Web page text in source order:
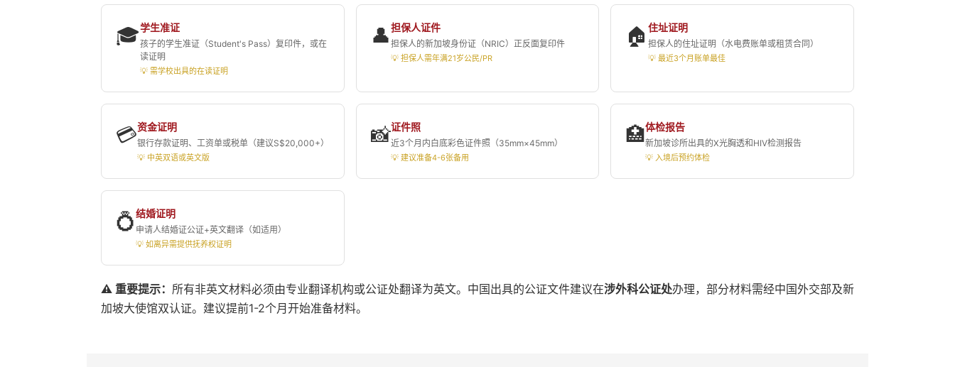
🎓学生准证
孩子的学生准证（Student's Pass）复印件，或在
读证明
💡 需学校出具的在读证明
👤担保人证件
担保人的新加坡身份证（NRIC）正反面复印件
💡 担保人需年满21岁公民/PR
🏠住址证明
担保人的住址证明（水电费账单或租赁合同）
💡 最近3个月账单最佳
💳资金证明
银行存款证明、工资单或税单（建议S$20,000+）
💡 中英双语或英文版
📸证件照
近3个月内白底彩色证件照（35mm×45mm）
💡 建议准备4-6张备用
🏥体检报告
新加坡诊所出具的X光胸透和HIV检测报告
💡 入境后预约体检
💍结婚证明
申请人结婚证公证+英文翻译（如适用）
💡 如离异需提供抚养权证明
⚠️ 重要提示： 所有非英文材料必须由专业翻译机构或公证处翻译为英文。中国出具的公证文件建议在涉外科公证处办理，部分材料需经中国外交部及新
加坡大使馆双认证。建议提前1-2个月开始准备材料。